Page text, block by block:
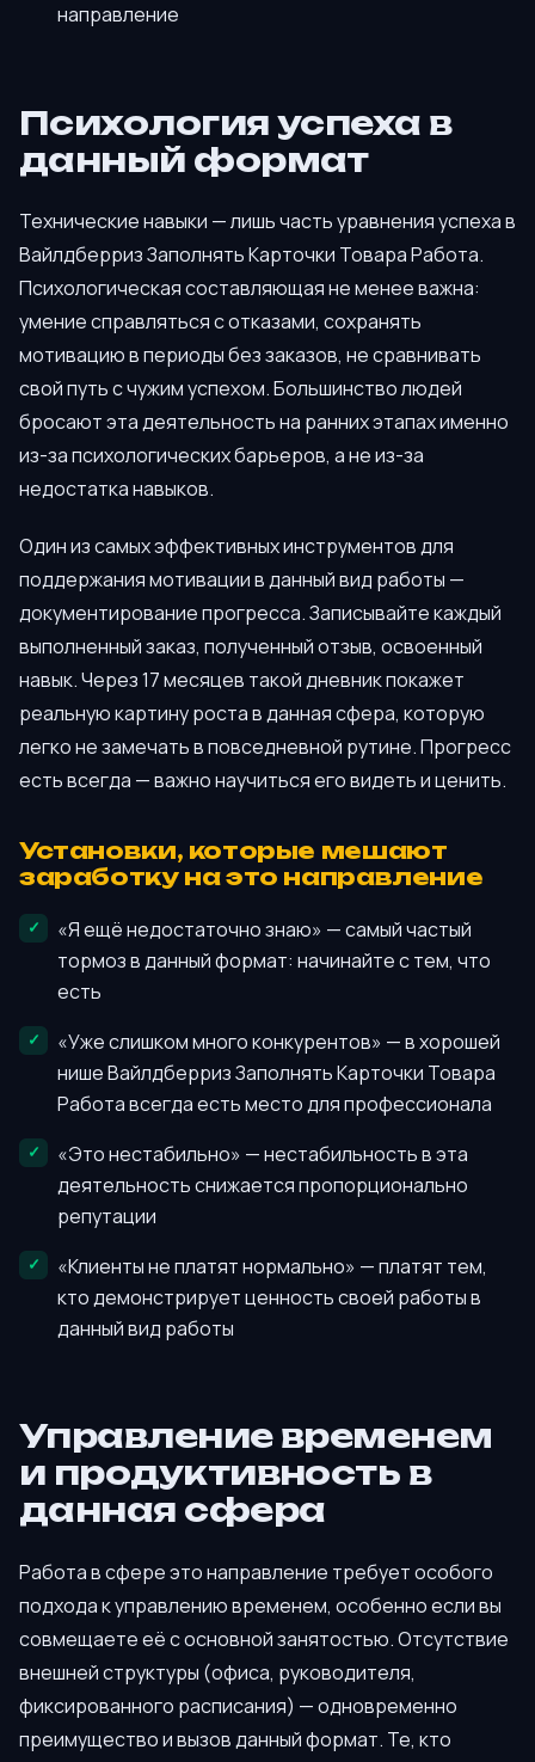
направление
Психология успеха в
данный формат
Технические навыки — лишь часть уравнения успеха в
Вайлдберриз Заполнять Карточки Товара Работа.
Психологическая составляющая не менее важна:
умение справляться с отказами, сохранять
мотивацию в периоды без заказов, не сравнивать
свой путь с чужим успехом. Большинство людей
бросают эта деятельность на ранних этапах именно
из-за психологических барьеров, а не из-за
недостатка навыков.
Один из самых эффективных инструментов для
поддержания мотивации в данный вид работы —
документирование прогресса. Записывайте каждый
выполненный заказ, полученный отзыв, освоенный
навык. Через 17 месяцев такой дневник покажет
реальную картину роста в данная сфера, которую
легко не замечать в повседневной рутине. Прогресс
есть всегда — важно научиться его видеть и ценить.
Установки, которые мешают
заработку на это направление
«Я ещё недостаточно знаю» — самый частый
тормоз в данный формат: начинайте с тем, что
есть
«Уже слишком много конкурентов» — в хорошей
нише Вайлдберриз Заполнять Карточки Товара
Работа всегда есть место для профессионала
«Это нестабильно» — нестабильность в эта
деятельность снижается пропорционально
репутации
«Клиенты не платят нормально» — платят тем,
кто демонстрирует ценность своей работы в
данный вид работы
Управление временем
и продуктивность в
данная сфера
Работа в сфере это направление требует особого
подхода к управлению временем, особенно если вы
совмещаете её с основной занятостью. Отсутствие
внешней структуры (офиса, руководителя,
фиксированного расписания) — одновременно
преимущество и вызов данный формат. Те, кто